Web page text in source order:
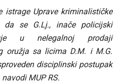
istrage Uprave kriminalističke
da se G.Lj., inače policijski
u nelegalnoj prodaji
oružja sa licima D.M. i M.G.
disciplinski postupak
MUP RS.